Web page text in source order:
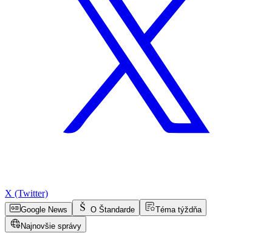
X (Twitter)
Google News O Štandarde
Téma týždňa
Najnovšie správy